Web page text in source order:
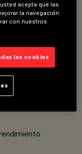
in situ y de
accesorios
de iluminación.
y material
acepta que las
la navegación
con nuestros
las cookies